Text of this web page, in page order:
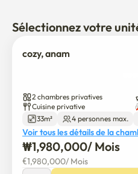
✨ Qu'est-ce qui rend la
Renforcement de la sécurité
priorité absolue. En plus de
sans inquiétude,
voyageuses seules.
📍 Emplacement et voisinage
Excellente accessibilité : À
la gare d'Anam (ligne 6) et à
Sélectionnez votre
cozy, anam
2 chambres privatives
Cuisine privative
33m²
4 personnes max.
Voir tous les détails de la
₩1,980,000/ Mois
€1,980,000/ Mois